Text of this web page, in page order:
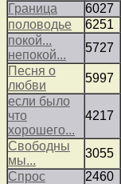
Граница
6027
половодье
6251
покой...
непокой...
5727
Песня о
любви
5997
если было
что
хорошего...
4217
Свободны
мы...
3055
Спрос
2460